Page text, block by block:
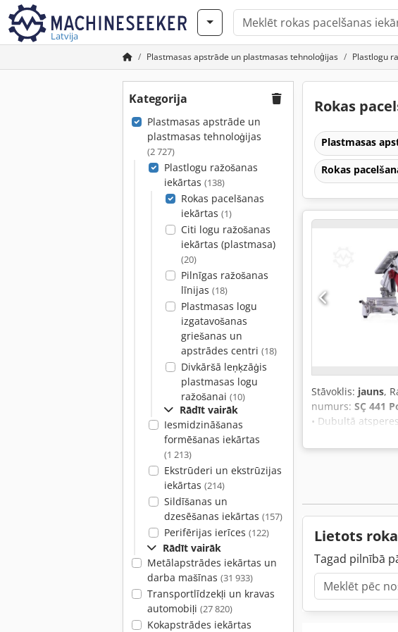
Latvija
Plastmasas apstrāde un plastmasas tehnoloģijas Plastlogu
Kategorija
Plastmasas apstrāde un
plastmasas tehnoloģijas
(2 727)
Plastlogu ražošanas
iekārtas (138)
Rokas pacelšanas
iekārtas (1)
Citi logu ražošanas
iekārtas (plastmasa)
(20)
Pilnīgas ražošanas
līnijas (18)
Plastmasas logu
izgatavošanas
griešanas un
apstrādes centri (18)
Divkāršā leņķzāģis
plastmasas logu
ražošanai (10)
Rādīt vairāk
Iesmidzināšanas
formēšanas iekārtas
(1 213)
Ekstrūderi un ekstrūzijas
iekārtas (214)
Sildīšanas un
dzesēšanas iekārtas (157)
Perifērijas ierīces (122)
Rādīt vairāk
Metālapstrādes iekārtas un
darba mašīnas (31 933)
Transportlīdzekļi un kravas
automobiļi (27 820)
Kokapstrādes iekārtas
Rokas
Plastmasas
Rokas
Stāvoklis: jauns,
numurs: SÇ 441
• Dubultā
iespēja griezt
un pa kreisi pie
sistēmas
Lietots
Tagad pilnībā